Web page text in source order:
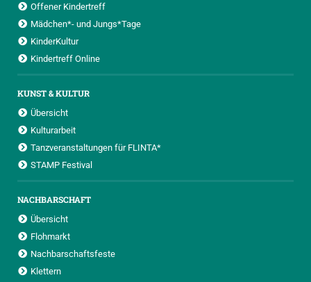
Offener Kindertreff
Mädchen*- und Jungs*Tage
KinderKultur
Kindertreff Online
KUNST & KULTUR
Übersicht
Kulturarbeit
Tanzveranstaltungen für FLINTA*
STAMP Festival
NACHBARSCHAFT
Übersicht
Flohmarkt
Nachbarschaftsfeste
Klettern